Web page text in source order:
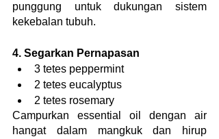
punggung untuk dukungan sistem
kekebalan tubuh.
4. Segarkan Pernapasan
3 tetes peppermint
2 tetes eucalyptus
2 tetes rosemary
Campurkan essential oil dengan air
hangat dalam mangkuk dan hirup